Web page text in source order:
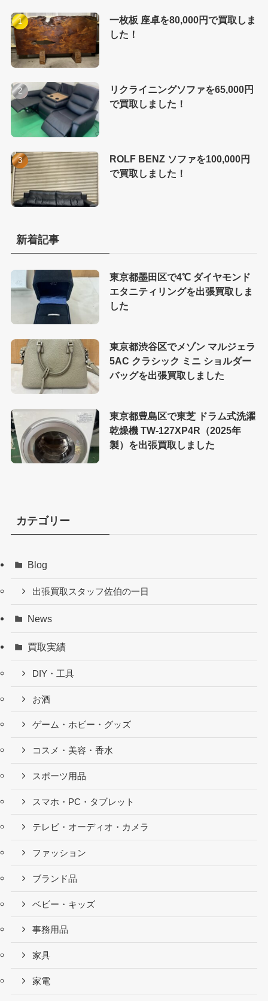
一枚板 座卓を80,000円で買取しま
した！
リクライニングソファを65,000円
で買取しました！
ROLF BENZ ソファを100,000円
で買取しました！
新着記事
東京都墨田区で4℃ ダイヤモンド
エタニティリングを出張買取しま
した
東京都渋谷区でメゾン マルジェラ
5AC クラシック ミニ ショルダー
バッグを出張買取しました
東京都豊島区で東芝 ドラム式洗濯
乾燥機 TW-127XP4R（2025年
製）を出張買取しました
カテゴリー
Blog
出張買取スタッフ佐伯の一日
News
買取実績
DIY・工具
お酒
ゲーム・ホビー・グッズ
コスメ・美容・香水
スポーツ用品
スマホ・PC・タブレット
テレビ・オーディオ・カメラ
ファッション
ブランド品
ベビー・キッズ
事務用品
家具
家電